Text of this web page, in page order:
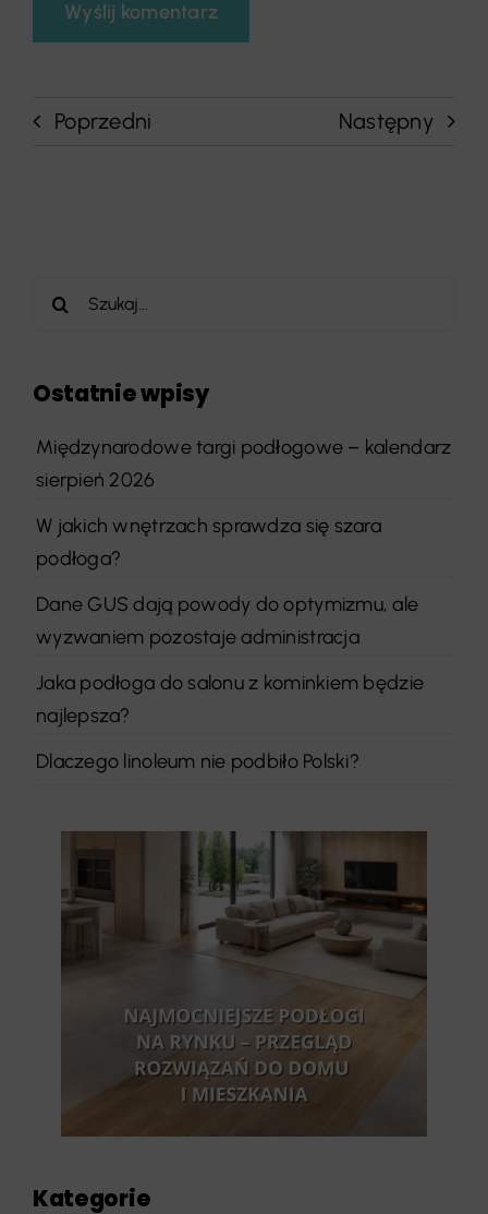
Poprzedni Następny
Szukaj
Ostatnie wpisy
Międzynarodowe targi podłogowe – kalendarz
sierpień 2026
W jakich wnętrzach sprawdza się szara
podłoga?
Dane GUS dają powody do optymizmu, ale
wyzwaniem pozostaje administracja
Jaka podłoga do salonu z kominkiem będzie
najlepsza?
Dlaczego linoleum nie podbiło Polski?
Kategorie